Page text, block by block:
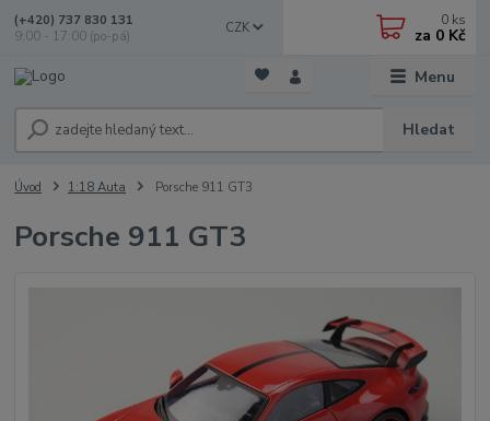
Menu
CZK
Hledat
(+420) 737 830 131
9:00 - 17:00 (po-pá)
0 ks
za 0 Kč
Úvod 1:18 Auta Porsche 911 GT3
Porsche 911 GT3